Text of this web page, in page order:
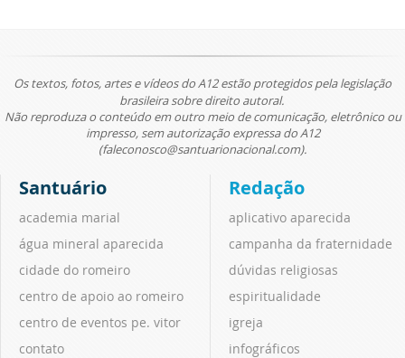
Os textos, fotos, artes e vídeos do A12 estão protegidos pela legislação
brasileira sobre direito autoral.
Não reproduza o conteúdo em outro meio de comunicação, eletrônico ou
impresso, sem autorização expressa do A12
(faleconosco@santuarionacional.com).
Santuário
academia marial
água mineral aparecida
cidade do romeiro
centro de apoio ao romeiro
centro de eventos pe. vitor
contato
Redação
aplicativo aparecida
campanha da fraternidade
dúvidas religiosas
espiritualidade
igreja
infográficos